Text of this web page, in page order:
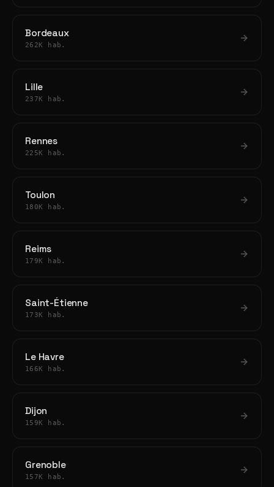
Bordeaux
262K hab.
Lille
237K hab.
Rennes
225K hab.
Toulon
180K hab.
Reims
179K hab.
Saint-Étienne
173K hab.
Le Havre
166K hab.
Dijon
159K hab.
Grenoble
157K hab.